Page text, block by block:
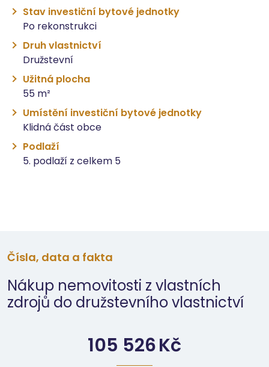
Stav investiční bytové jednotky
Po rekonstrukci
Druh vlastnictví
Družstevní
Užitná plocha
55 m²
Umístění investiční bytové jednotky
Klidná část obce
Podlaží
5. podlaží z celkem 5
Čísla, data a fakta
Nákup nemovitosti z vlastních
zdrojů do družstevního vlastnictví
105 526Kč